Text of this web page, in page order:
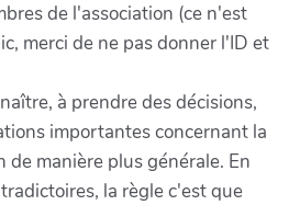
de l'association (ce n'est
merci de ne pas donner l'ID et
à prendre des décisions,
importantes concernant la
de manière plus générale. En
la règle c'est que